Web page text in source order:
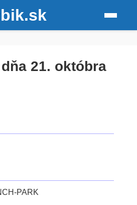
21. októbra
PARK